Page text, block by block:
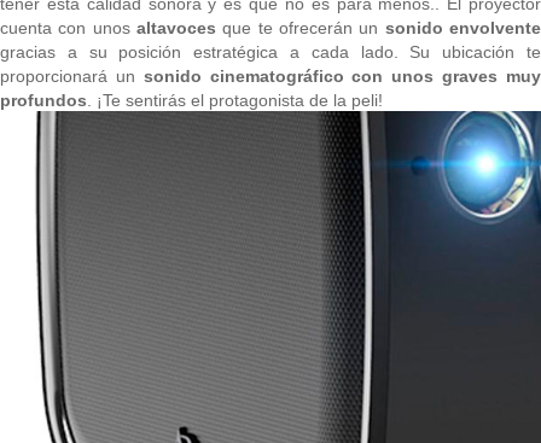
cuenta con unos altavocesque te ofrecerán un sonido envolvente
gracias a su posición estratégica a cada lado. Su ubicación te
proporcionará un sonido cinematográfico con unos graves muy
profundos . ¡Te sentirás el protagonista de la peli!